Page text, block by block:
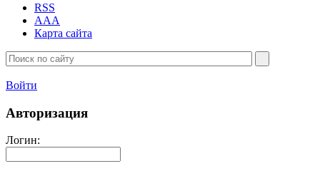
RSS
AAA
Карта сайта
Войти
Авторизация
Логин: